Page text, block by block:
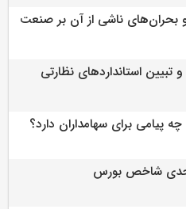
بحران‌های ناشی از آن بر صنعت
استانداردهای نظارتی